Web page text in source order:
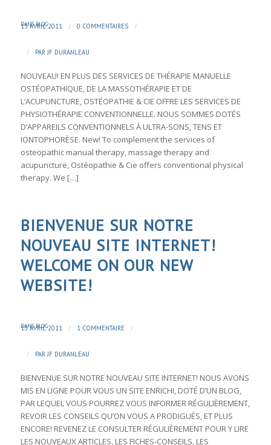
13 AVRIL 2011 / 0 COMMENTAIRES /
DANSBLOG
/ PARJF DURANLEAU
NOUVEAU! EN PLUS DES SERVICES DE THÉRAPIE MANUELLE
OSTÉOPATHIQUE, DE LA MASSOTHÉRAPIE ET DE
L’ACUPUNCTURE, OSTÉOPATHIE & CIE OFFRE LES SERVICES DE
PHYSIOTHÉRAPIE CONVENTIONNELLE. NOUS SOMMES DOTÉS
D’APPAREILS CONVENTIONNELS À ULTRA-SONS, TENS ET
IONTOPHORÈSE. New! To complement the services of
osteopathic manual therapy, massage therapy and
acupuncture, Ostéopathie & Cie offers conventional physical
therapy. We […]
BIENVENUE SUR NOTRE
NOUVEAU SITE INTERNET!
WELCOME ON OUR NEW
WEBSITE!
13 AVRIL 2011 / 1 COMMENTAIRE /
DANSBLOG
/ PARJF DURANLEAU
BIENVENUE SUR NOTRE NOUVEAU SITE INTERNET! NOUS AVONS
MIS EN LIGNE POUR VOUS UN SITE ENRICHI, DOTÉ D’UN BLOG,
PAR LEQUEL VOUS POURREZ VOUS INFORMER RÉGULIÈREMENT,
REVOIR LES CONSEILS QU’ON VOUS A PRODIGUÉS, ET PLUS
ENCORE! REVENEZ LE CONSULTER RÉGULIÈREMENT POUR Y LIRE
LES NOUVEAUX ARTICLES, LES FICHES-CONSEILS, LES